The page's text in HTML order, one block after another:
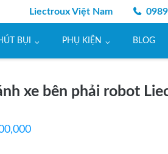
Liectroux Việt Nam
BỤI PHỤ KIỆN BLOG
xe bên phải robot